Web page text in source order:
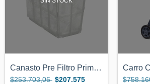
Canasto Pre Filtro Primavera Robot Dolph...
$253.703,06 $207.575